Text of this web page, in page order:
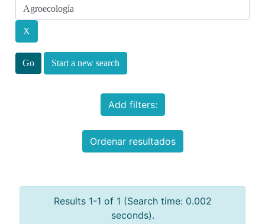
Start a new search
Add filters:
Ordenar resultados
Results 1-1 of 1 (Search time: 0.002
seconds).